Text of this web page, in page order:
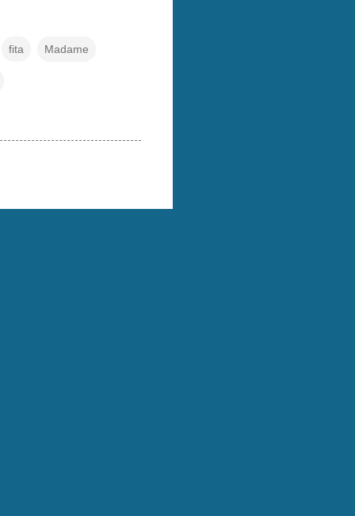
fita Madame